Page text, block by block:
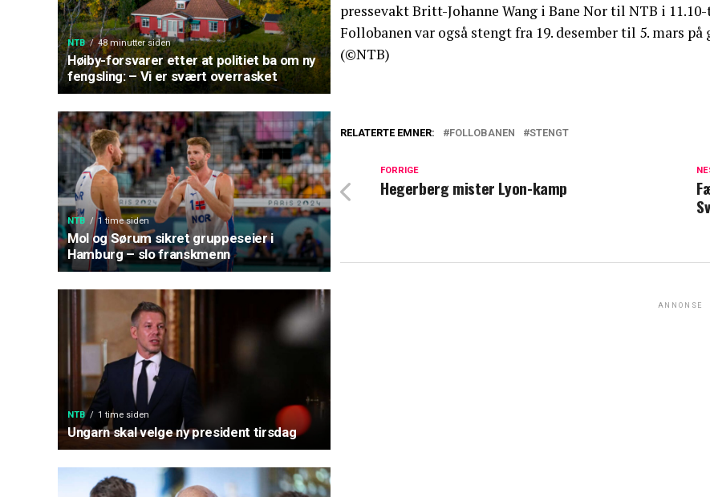
NTB 48 minutter siden
Høiby-forsvarer etter at politiet ba om ny
fengsling: – Vi er svært overrasket
NTB 1 time siden
Mol og Sørum sikret gruppeseier i
Hamburg – slo franskmenn
NTB 1 time siden
Ungarn skal velge ny president tirsdag
pressevakt Britt-Johanne Wang i Bane Nor til NTB i
Follobanen var også stengt fra 19. desember til 5. mars
(©NTB)
RELATERTE EMNER: FOLLOBANEN STENGT
FORRIGE
Hegerberg mister Lyon-kamp
ANNONSE